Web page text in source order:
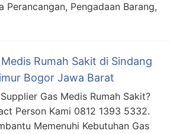
Perancangan, Pengadaan Barang,
Rumah Sakit di Sindang
Bogor Jawa Barat
Gas Medis Rumah Sakit?
Person Kami 0812 1393 5332.
Memenuhi Kebutuhan Gas